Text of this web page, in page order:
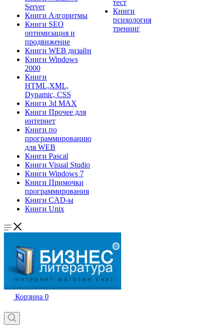
Server
Книги Алгоритмы
Книги SEO
оптимизация и
продвижение
Книги WEB дизайн
Книги Windows
2000
Книги
HTML,XML,
Dynamic, CSS
Книги 3d MAX
Книги Прочее для
интернет
Книги по
программированию
для WEB
Книги Pascal
Книги Visual Studio
Книги Windows 7
Книги Примочки
программирования
Книги CAD-ы
Книги Unix
тест
Книги
психология
тренинг
Корзина 0